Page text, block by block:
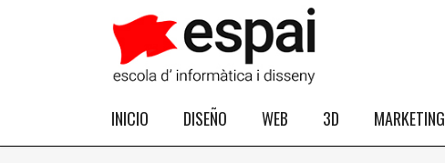
INICIO DISEÑO WEB 3D MARKETING